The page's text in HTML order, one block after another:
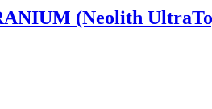
(Neolith